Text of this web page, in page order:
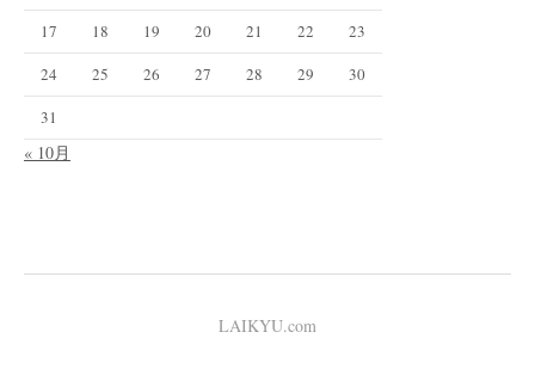
17
18 19 20 21 22
23
24
25 26 27 28 29
30
31
« 10月
LAIKYU.com